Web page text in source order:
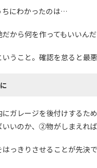
ちにわかったのは…
だから何を作ってもいいんだ
うこと。確認を怠ると最
にガレージを後付けするた
いいのか、②物がしまえ
はっきりさせることが先決